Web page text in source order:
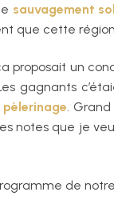
sauvagement
que cette
proposait un
gagnants
.
notes que je
de